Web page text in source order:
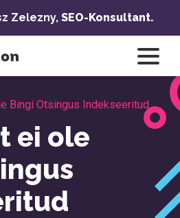
Zelezny, SEO-Konsultant.
Bingi Otsingus Indekseeritud
ei ole